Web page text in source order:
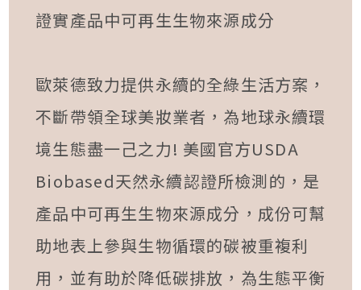
證實產品中可再生生物來源成分
歐萊德致力提供永續的全綠生活方案，
不斷帶領全球美妝業者，為地球永續環
境生態盡一己之力! 美國官方USDA
Biobased天然永續認證所檢測的，是
產品中可再生生物來源成分，成份可幫
助地表上參與生物循環的碳被重複利
用，並有助於降低碳排放，為生態平衡